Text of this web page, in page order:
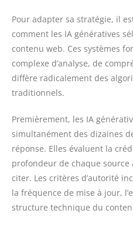
Pour adapter sa stratégie, il
comment les IA génératives
contenu web. Ces systèmes
complexe d’analyse, de
diffère radicalement des
traditionnels.
Premièrement, les IA
simultanément des dizaines
réponse. Elles évaluent la
profondeur de chaque
citer. Les critères d’autorité
la fréquence de mise à jour,
structure technique du